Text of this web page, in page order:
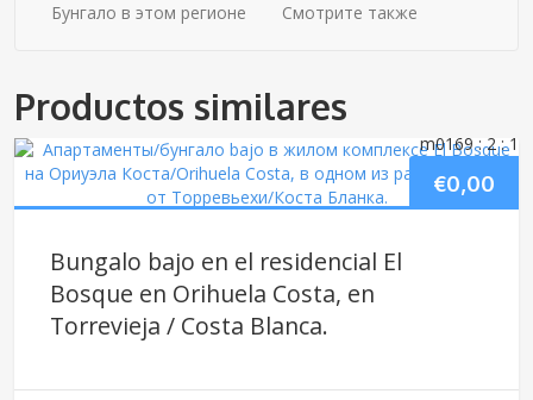
Бунгало в этом регионе
Смотрите также
Productos similares
m0169 : 2 : 1
€0,00
Bungalo bajo en el residencial El
Bosque en Orihuela Costa, en
Torrevieja / Costa Blanca.